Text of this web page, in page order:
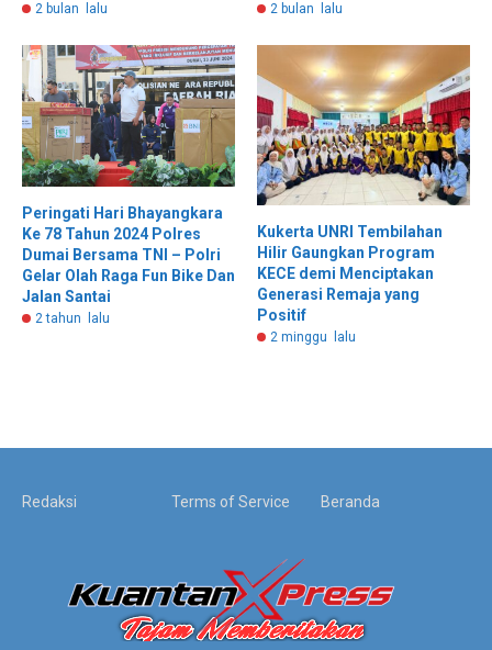
2 bulan lalu 2 bulan lalu
Peringati Hari Bhayangkara
Ke 78 Tahun 2024 Polres
Dumai Bersama TNI – Polri
Gelar Olah Raga Fun Bike Dan
Jalan Santai
2 tahun lalu
Kukerta UNRI Tembilahan
Hilir Gaungkan Program
KECE demi Menciptakan
Generasi Remaja yang
Positif
2 minggu lalu
Redaksi Terms of Service Beranda